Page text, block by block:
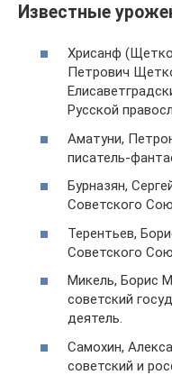
Известные
Хрисанф
Петрович
Русской
Аматуни,
писатель-
Бурназян,
Советского
Терентьев,
Советского
Микель, Борис
советский
деятель.
Самохин,
советский и